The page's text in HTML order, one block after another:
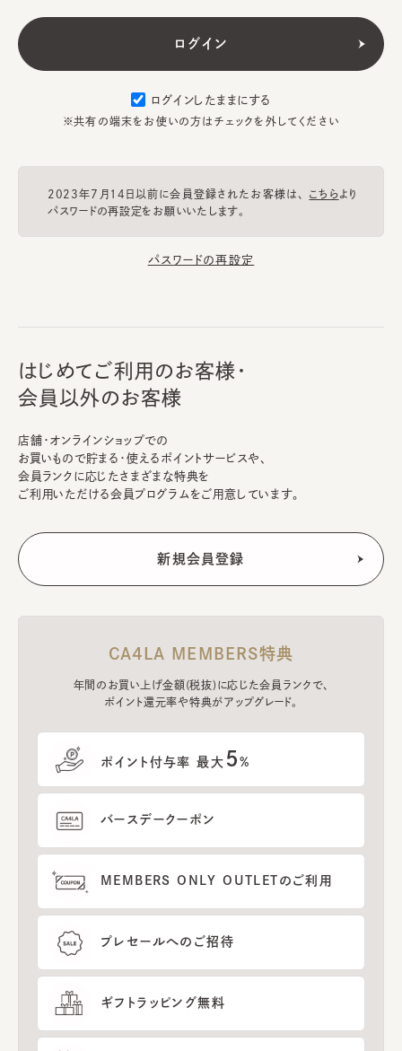
ログインしたままにする
※共有の端末をお使いの方はチェックを外してください
2023年7月14日以前に会員登録されたお客様は、 こちらより
パスワードの再設定をお願いいたします。
パスワードの再設定
はじめてご利用のお客様・
会員以外のお客様
店舗・オンラインショップでの
お買いもので貯まる・使えるポイントサービスや、
会員ランクに応じたさまざまな特典を
ご利用いただける会員プログラムをご用意しています。
CA4LA MEMBERS特典
年間のお買い上げ金額(税抜)に応じた会員ランクで、
ポイント還元率や特典がアップグレード。
ポイント付与率 最大 5%
バースデークーポン
MEMBERS ONLY OUTLETのご利用
プレセールへのご招待
ギフトラッピング無料